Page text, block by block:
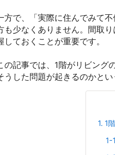
方で、「実際に住んでみて
も少なくありません。間取
しておくことが重要です。
の記事では、1階がリビング
うした問題が起きるのかと
1. 1
1-